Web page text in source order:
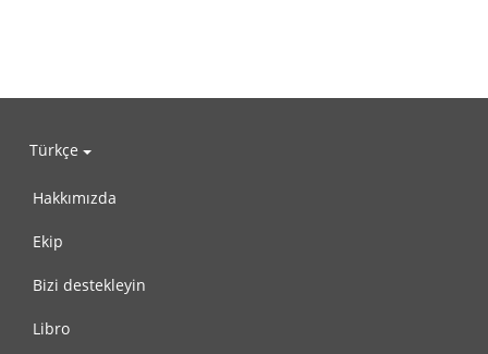
Türkçe
Hakkımızda
Ekip
Bizi destekleyin
Libro